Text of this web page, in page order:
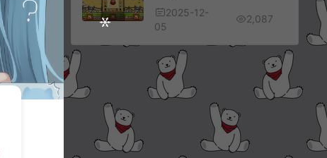
2025-12-
05
2,087